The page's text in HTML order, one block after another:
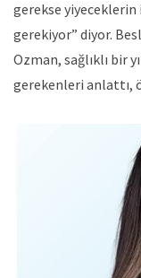
gerekse
gerekiyor” diyor.
Ozman, sağlıklı bir
gerekenleri anlattı,